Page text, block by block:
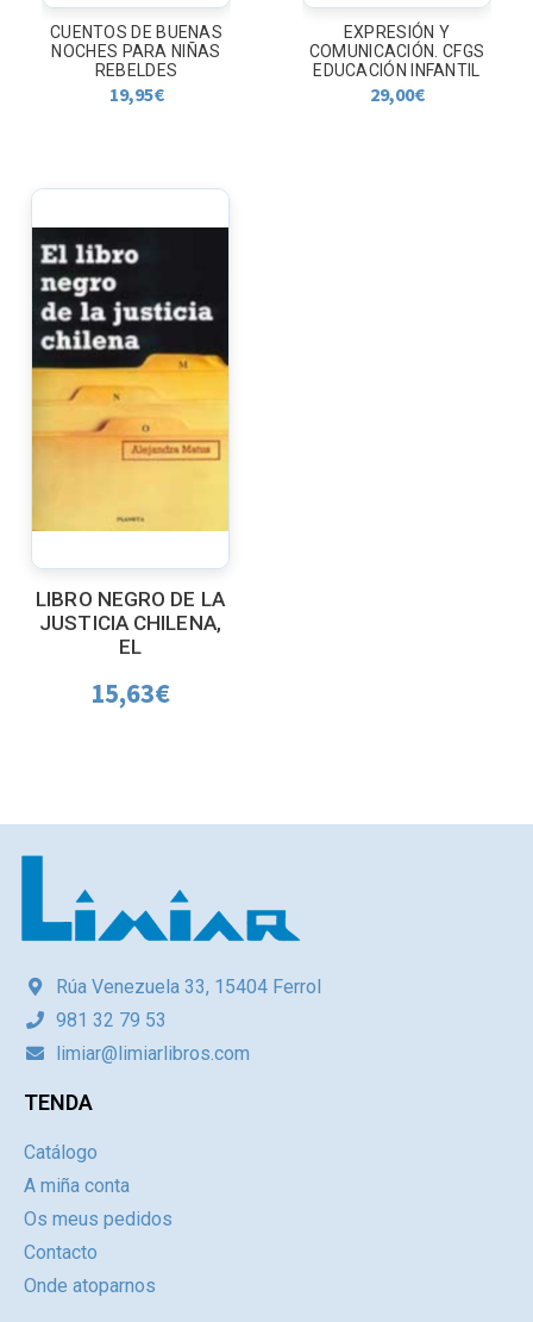
CUENTOS DE BUENAS
NOCHES PARA NIÑAS
REBELDES
19,95€
EXPRESIÓN Y
COMUNICACIÓN. CFGS
EDUCACIÓN INFANTIL
29,00€
LIBRO NEGRO DE LA
JUSTICIA CHILENA,
EL
15,63€
Rúa Venezuela 33, 15404 Ferrol
981 32 79 53
limiar@limiarlibros.com
TENDA
Catálogo
A miña conta
Os meus pedidos
Contacto
Onde atoparnos